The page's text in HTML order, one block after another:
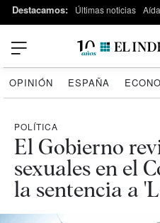
Destacamos: Últimas noticias
OPINIÓN ESPAÑA
POLÍTICA
El Gobierno
sexuales en el
la sentencia a